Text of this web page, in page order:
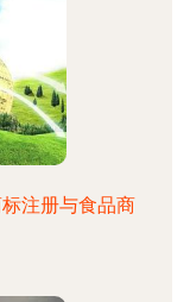
注册与食品商